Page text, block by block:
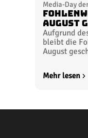
Media-Day
August
Aufgrund
bleibt die
August
Mehr lesen